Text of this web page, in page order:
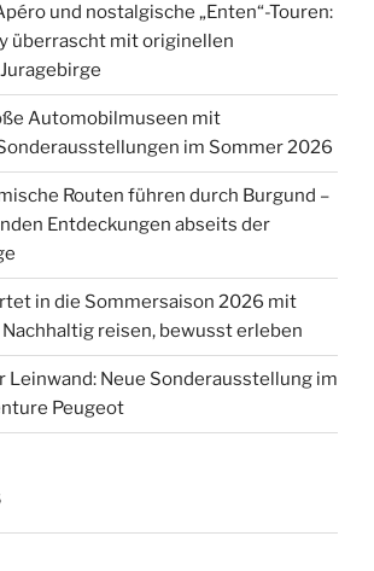
und nostalgische „Enten“-Touren:
überrascht mit originellen
Automobilmuseen mit
im Sommer 2026
Routen führen durch Burgund –
Entdeckungen abseits der
in die Sommersaison 2026 mit
Nachhaltig reisen, bewusst erleben
Leinwand: Neue Sonderausstellung im
Peugeot